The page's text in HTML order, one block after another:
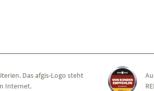
Das afgis-Logo steht
Internet.